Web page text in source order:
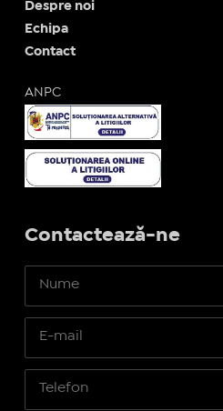
Despre noi
Echipa
Contact
ANPC
Contactează-ne